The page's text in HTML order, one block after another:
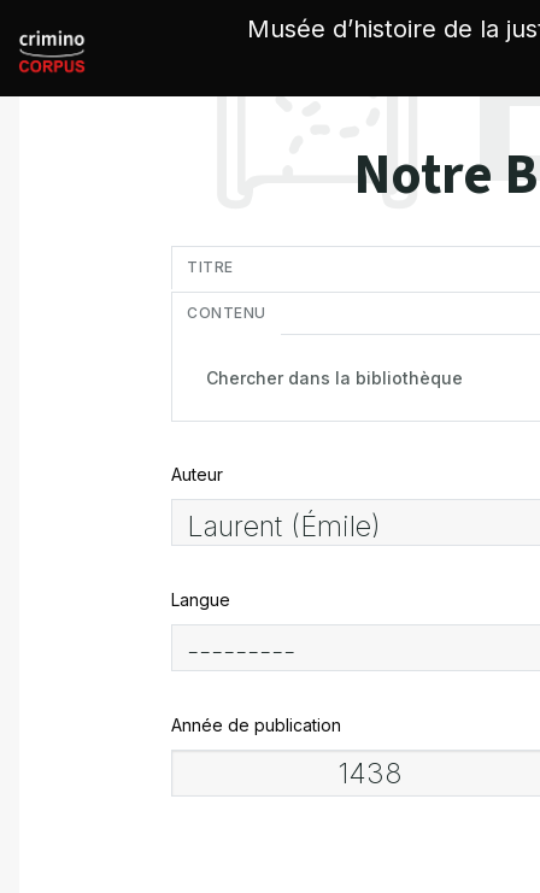
Musée d’histoire de la
Notre
TITRE
CONTENU
Auteur
Langue
Année de publication
Panneau de gestion des cookies